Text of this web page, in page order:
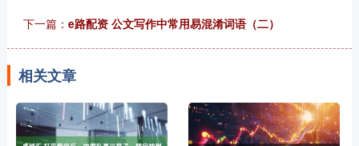
下一篇： e路配资 公文写作中常用易混淆词语（二）
相关文章